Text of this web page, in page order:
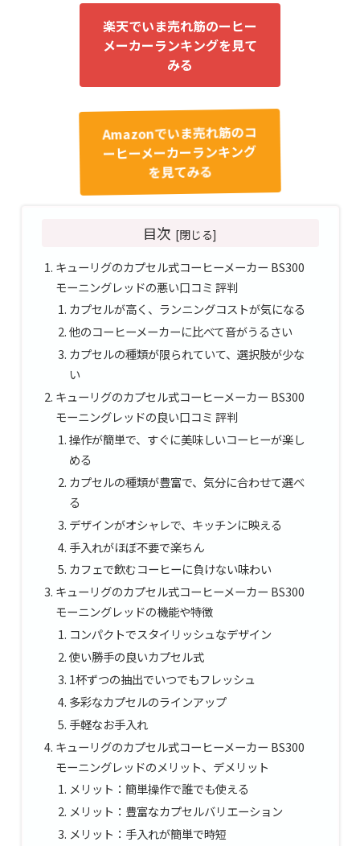
楽天でいま売れ筋のーヒー
メーカーランキングを見て
みる
Amazonでいま売れ筋のコ
ーヒーメーカーランキング
を見てみる
目次
キューリグのカプセル式コーヒーメーカー BS300
モーニングレッドの悪い口コミ 評判
カプセルが高く、ランニングコストが気になる
他のコーヒーメーカーに比べて音がうるさい
カプセルの種類が限られていて、選択肢が少な
い
キューリグのカプセル式コーヒーメーカー BS300
モーニングレッドの良い口コミ 評判
操作が簡単で、すぐに美味しいコーヒーが楽し
める
カプセルの種類が豊富で、気分に合わせて選べ
る
デザインがオシャレで、キッチンに映える
手入れがほぼ不要で楽ちん
カフェで飲むコーヒーに負けない味わい
キューリグのカプセル式コーヒーメーカー BS300
モーニングレッドの機能や特徴
コンパクトでスタイリッシュなデザイン
使い勝手の良いカプセル式
1杯ずつの抽出でいつでもフレッシュ
多彩なカプセルのラインアップ
手軽なお手入れ
キューリグのカプセル式コーヒーメーカー BS300
モーニングレッドのメリット、デメリット
メリット：簡単操作で誰でも使える
メリット：豊富なカプセルバリエーション
メリット：手入れが簡単で時短